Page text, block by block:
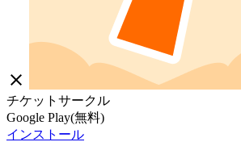
close
チケットサークル
Google Play(無料)
インストール